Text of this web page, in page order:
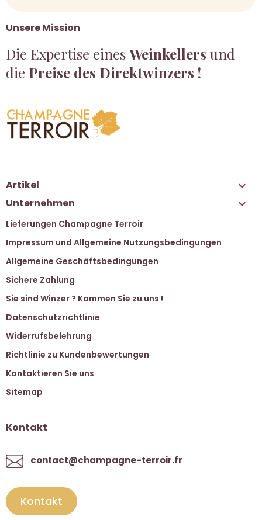
Unsere Mission
Die Expertise einesWeinkellers und
die Preise des Direktwinzers !
Artikel 
Unternehmen 
Lieferungen Champagne Terroir
Impressum und Allgemeine Nutzungsbedingungen
Allgemeine Geschäftsbedingungen
Sichere Zahlung
Sie sind Winzer ? Kommen Sie zu uns !
Datenschutzrichtlinie
Widerrufsbelehrung
Richtlinie zu Kundenbewertungen
Kontaktieren Sie uns
Sitemap
Kontakt
contact@champagne-terroir.fr
Kontakt